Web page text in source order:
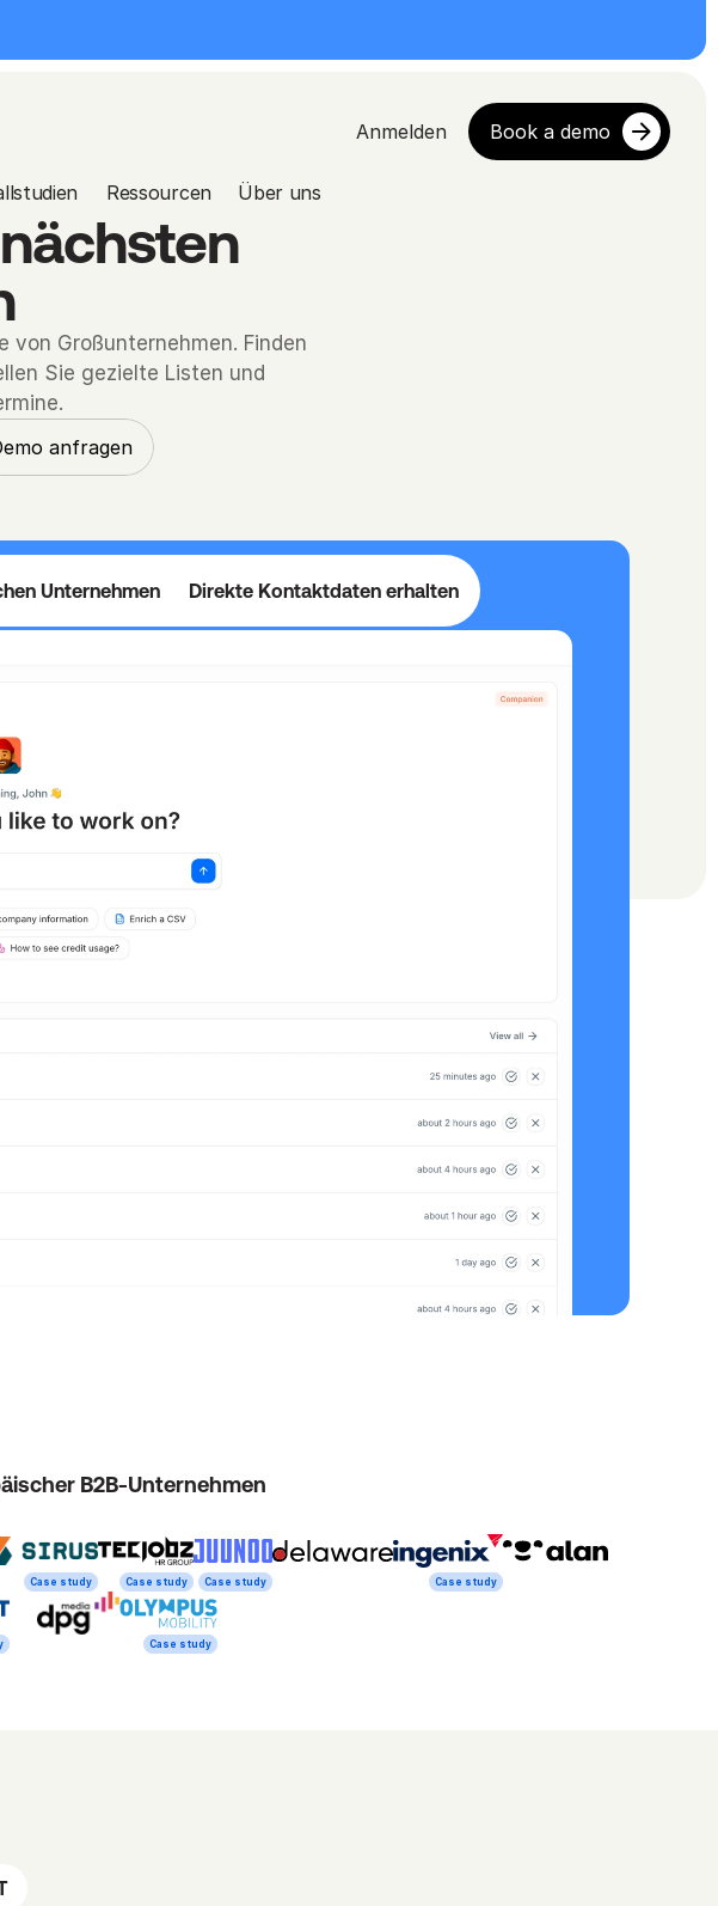
Ressourcen Über uns
Anmelden Book a demo
von Großunternehmen. Finden
Sie gezielte Listen und
anfragen
Unternehmen Direkte Kontaktdaten erhalten
B2B-Unternehmen
Case study Case study Case study Case study
Case study